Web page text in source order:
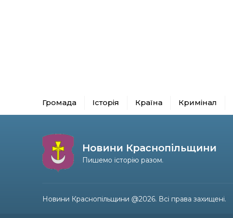
Громада Історія Країна Кримінал
Новини Краснопільщини
Пишемо історію разом.
Новини Краснопільщини @2026. Всі права захищені.